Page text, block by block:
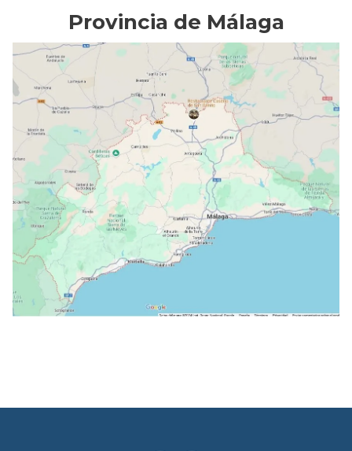
Provincia de Málaga